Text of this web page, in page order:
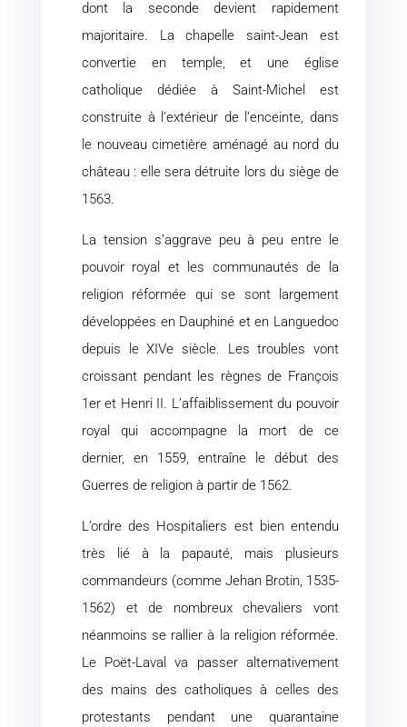
dont la seconde devient rapidement
majoritaire. La chapelle saint-Jean est
convertie en temple, et une église
catholique dédiée à Saint-Michel est
construite à l’extérieur de l’enceinte, dans
le nouveau cimetière aménagé au nord du
château : elle sera détruite lors du siège de
1563.
La tension s’aggrave peu à peu entre le
pouvoir royal et les communautés de la
religion réformée qui se sont largement
développées en Dauphiné et en Languedoc
depuis le XIVe siècle. Les troubles vont
croissant pendant les règnes de François
1er et Henri II. L’affaiblissement du pouvoir
royal qui accompagne la mort de ce
dernier, en 1559, entraîne le début des
Guerres de religion à partir de 1562.
L’ordre des Hospitaliers est bien entendu
très lié à la papauté, mais plusieurs
commandeurs (comme Jehan Brotin, 1535-
1562) et de nombreux chevaliers vont
néanmoins se rallier à la religion réformée.
Le Poët-Laval va passer alternativement
des mains des catholiques à celles des
protestants pendant une quarantaine